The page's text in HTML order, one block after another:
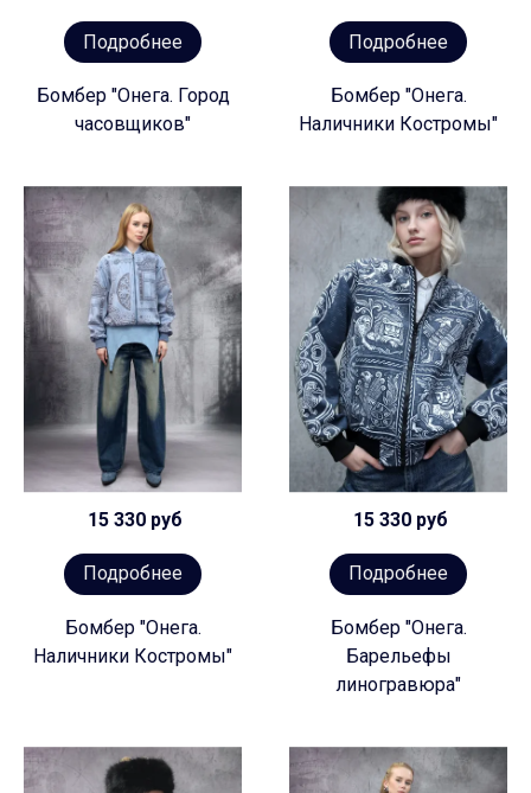
Подробнее
Бомбер "Онега. Город
часовщиков"
Подробнее
Бомбер "Онега.
Наличники Костромы"
15 330 руб
Подробнее
Бомбер "Онега.
Наличники Костромы"
15 330 руб
Подробнее
Бомбер "Онега.
Барельефы
линогравюра"